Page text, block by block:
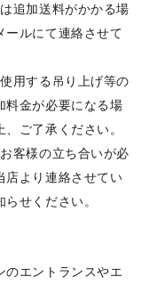
追加送料がかかる場
ールにて連絡させて
用する吊り上げ等の
料金が必要になる場
ご了承ください。
客様の立ち合いが必
店より連絡させてい
せください。
のエントランスやエ